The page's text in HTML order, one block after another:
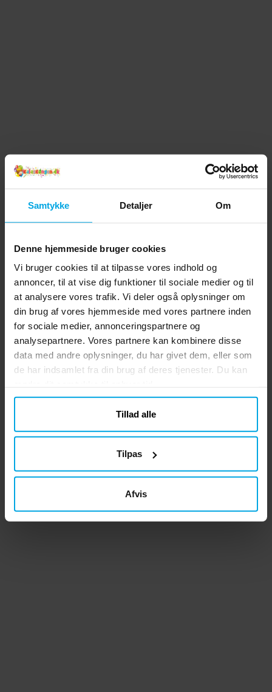
Samtykke Detaljer Om
Denne hjemmeside bruger cookies
Vi bruger cookies til at tilpasse vores indhold og
annoncer, til at vise dig funktioner til sociale medier og til
at analysere vores trafik. Vi deler også oplysninger om
din brug af vores hjemmeside med vores partnere inden
for sociale medier, annonceringspartnere og
analysepartnere. Vores partnere kan kombinere disse
data med andre oplysninger, du har givet dem, eller som
de har indsamlet fra din brug af deres tjenester. Du kan
Tillad alle
Tilpas
Afvis